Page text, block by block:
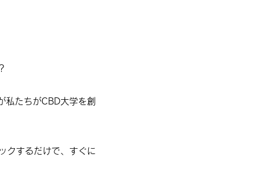
私たちがCBD大学を創
クするだけで、すぐに